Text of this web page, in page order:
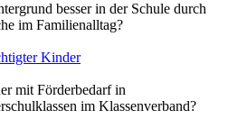
besser in der Schule durch
im Familienalltag?
Kinder
mit Förderbedarf in
im Klassenverband?